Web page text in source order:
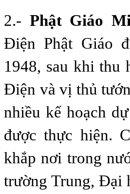
2.- Phật Giáo
Ðiện Phật Giáo
1948, sau khi thu
Ðiện và vị thủ
nhiều kế hoạch
được thực hiện.
khắp nơi trong
trường Trung, Ðại